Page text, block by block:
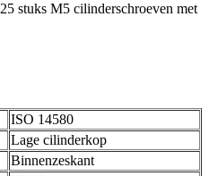
25 stuks M5 cilinderschroeven met
ISO 14580
Lage cilinderkop
Binnenzeskant